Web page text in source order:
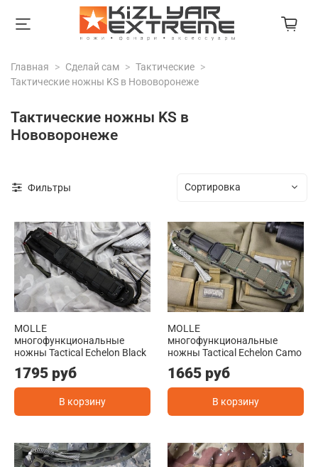
Главная Сделай сам
Тактические
Тактические ножны KS в Нововоронеже
Тактические ножны KS в
Нововоронеже
Фильтры
MOLLE
многофункциональные
ножны Tactical Echelon Black
1795 руб
В корзину
MOLLE
многофункциональные
ножны Tactical Echelon Camo
1665 руб
В корзину